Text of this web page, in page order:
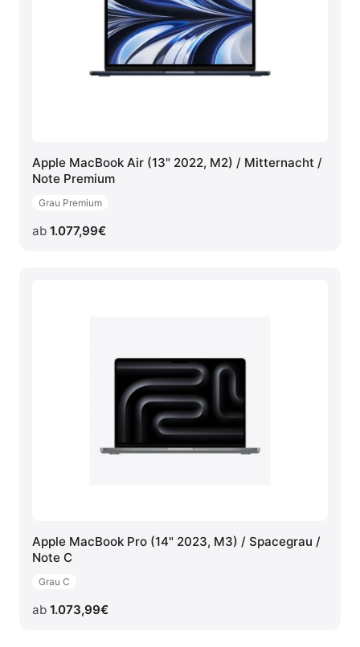
Apple MacBook Air (13" 2022, M2) / Mitternacht /
Note Premium
Grau Premium
ab 1.077,99€
Apple MacBook Pro (14" 2023, M3) / Spacegrau /
Note C
Grau C
ab 1.073,99€